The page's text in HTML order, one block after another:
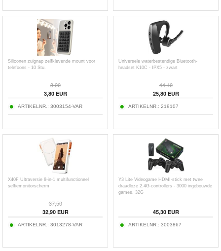
Siliconen zuignap zelfklevende mount voor
telefoons - 10 Stu.
8,90
3,80EUR
ARTIKELNR.: 3003154-VAR
Universele waterbestendige Bluetooth-
headset K10C - IPX5 - zwart
44,40
25,80EUR
ARTIKELNR.: 219107
X40F Ultraversie 8-in-1 multifunctioneel
selfiemonitorscherm
37,50
32,90EUR
ARTIKELNR.: 3013278-VAR
Y3 Lite Videogame HDMI-stick met twee
draadloze 2.4G-controllers - 3000 ingebouwde
games, 32G
45,30EUR
ARTIKELNR.: 3003867